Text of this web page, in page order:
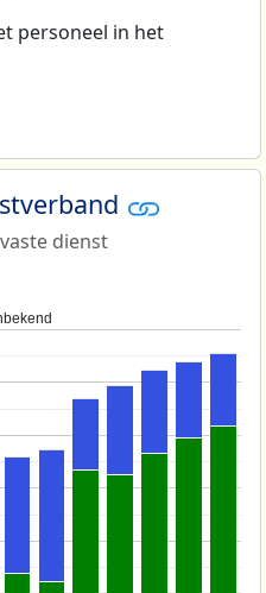
personeel in het
dienst